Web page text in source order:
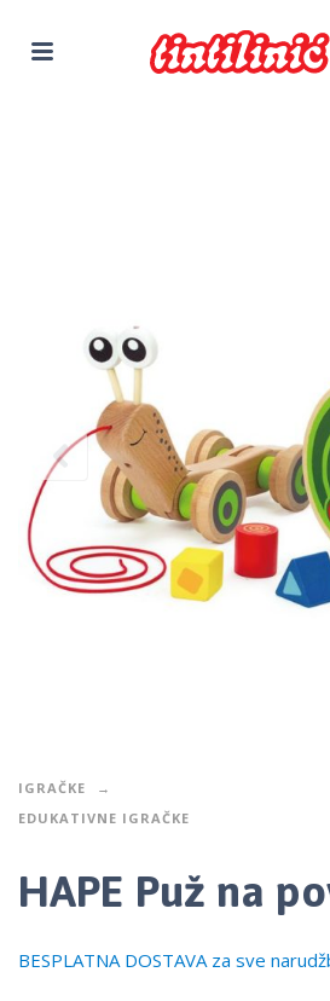
IGRAČKE
EDUKATIVNE IGRAČKE
HAPE Puž na
BESPLATNA DOSTAVA za sve